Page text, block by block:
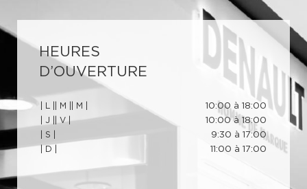
HEURES
D’OUVERTURE
| M | | M | 10:00 à 18:00
| J | | V | 10:00 à 18:00
| S | 9:30 à 17:00
| D | 11:00 à 17:00